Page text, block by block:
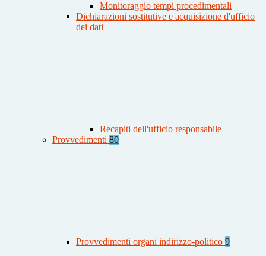
Monitoraggio tempi procedimentali
Dichiarazioni sostitutive e acquisizione d'ufficio
dei dati
Recapiti dell'ufficio responsabile
Provvedimenti 80
Provvedimenti organi indirizzo-politico 9